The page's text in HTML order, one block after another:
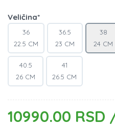
Veličina*
36
22.5 CM
36.5
23 CM
38
24 CM
40.5
26 CM
41
26.5 CM
10990.00